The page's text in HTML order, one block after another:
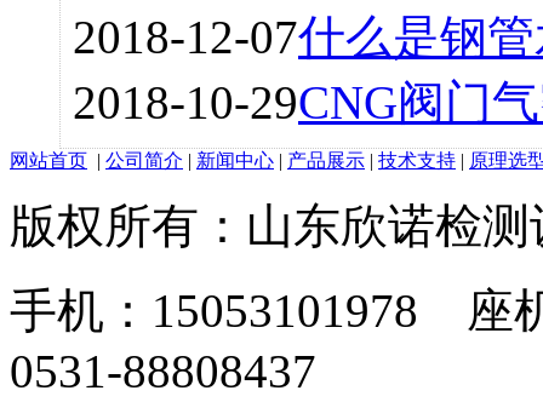
2018-12-07什么是钢
2018-10-29CNG阀门
网站首页 | 公司简介 | 新闻中心 | 产品展示 | 技术支持 | 原理选
版权所有：山东欣诺检
手机：15053101978 座
0531-88808437